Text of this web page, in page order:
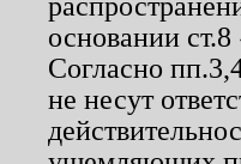
основании
Согласно
не несут